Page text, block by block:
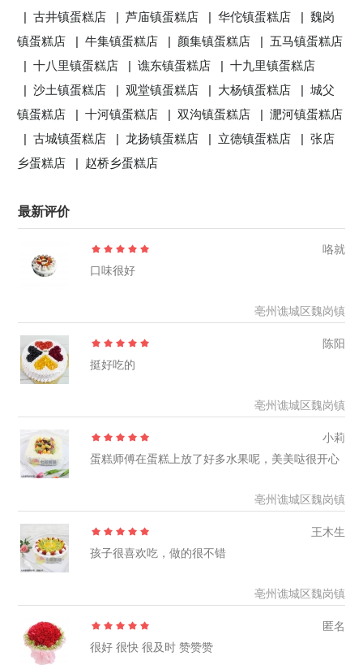
|古井镇蛋糕店 |芦庙镇蛋糕店 |华佗镇蛋糕店 |魏岗
镇蛋糕店 |牛集镇蛋糕店 | 颜集镇蛋糕店 | 五马镇蛋糕店
|十八里镇蛋糕店 |谯东镇蛋糕店 |十九里镇蛋糕店
|沙土镇蛋糕店 |观堂镇蛋糕店 | 大杨镇蛋糕店 |城父
镇蛋糕店 |十河镇蛋糕店 |双沟镇蛋糕店 |淝河镇蛋糕店
|古城镇蛋糕店 |龙扬镇蛋糕店 | 立德镇蛋糕店 |张店
乡蛋糕店 | 赵桥乡蛋糕店
最新评价
咯就
口味很好
亳州谯城区魏岗镇
陈阳
挺好吃的
亳州谯城区魏岗镇
小莉
蛋糕师傅在蛋糕上放了好多水果呢，美美哒很开心
亳州谯城区魏岗镇
王木生
孩子很喜欢吃，做的很不错
亳州谯城区魏岗镇
匿名
很好 很快 很及时 赞赞赞